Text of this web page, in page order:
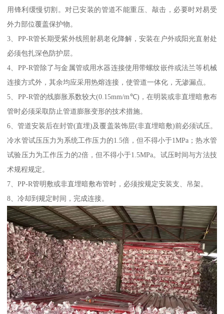
用锋利缓慢切割。对已安装的管道不能重压、敲击，必要时对易受
外力部位覆盖保护物。
3、PP-R管长期受紫外线照射易老化降解，安装在户外或阳光直射处
必须包扎深色防护层。
4、PP-R管除了与金属管或用水器连接使用带螺纹嵌件或法兰等机械
连接方式外，其余均应采用热熔连接，使管道一体化，无渗漏点。
5、PP-R管的线膨胀系数较大(0.15mm/m℃)，在明装或非直埋暗敷布
管时必须采取防止管道膨胀变形的技术措施。
6、管道安装后在封管(直埋)及覆盖装饰层(非直埋暗敷)前必须试压。
冷水管试压压力为系统工作压力的1.5倍，但不得小于1MPa；热水管
试验压力为工作压力的2倍，但不得小于1.5MPa。试压时间与方法技
术规程规定。
7、PP-R管明敷或非直埋暗敷布管时，必须按规定安装支、吊架。
8、冷却到规定时间，完成连接。